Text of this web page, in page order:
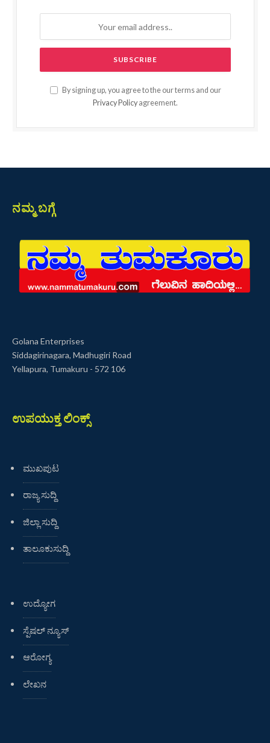
By signing up, you agree to the our terms and our
Privacy Policy agreement.
ನಮ್ಮ ಬಗ್ಗೆ
Golana Enterprises
Siddagirinagara, Madhugiri Road
Yellapura, Tumakuru - 572 106
ಉಪಯುಕ್ತ ಲಿಂಕ್ಸ್
ಮುಖಪುಟ
ರಾಜ್ಯ ಸುದ್ದಿ
ಜಿಲ್ಲಾ ಸುದ್ದಿ
ತಾಲೂಕುಸುದ್ದಿ
ಉದ್ಯೋಗ
ಸ್ಪೆಷಲ್ ನ್ಯೂಸ್
ಆರೋಗ್ಯ
ಲೇಖನ